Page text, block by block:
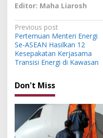
Editor: Maha Liarosh
P
o
s
t
n
a
v
i
Previous post
Pertemuan Menteri Energi
Se-ASEAN Hasilkan 12
Kesepakatan Kerjasama
Transisi Energi di Kawasan
Don't Miss